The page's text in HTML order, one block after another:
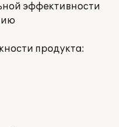
эффективности
продукта: